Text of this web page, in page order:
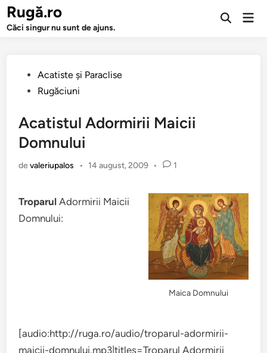
Sari
conținut
Rugă.ro
Căci singur nu sunt de ajuns.
Deschide
PublicatAcatiste şi Paraclise
Rugăciuni
Acatistul Adormirii Maicii
Domnului
devaleriupalos • 14 august, 2009 • 1
Maica Domnului
Troparul Adormirii Maicii
Domnului:
[audio:http://ruga.ro/audio/troparul-adormirii-
maicii-domnului.mp3|titles=Troparul Adormirii